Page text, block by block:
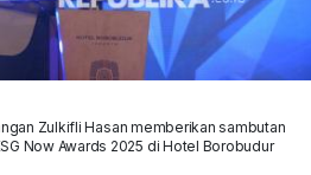
Zulkifli Hasan memberikan sambutan
Now Awards 2025 di Hotel Borobudur